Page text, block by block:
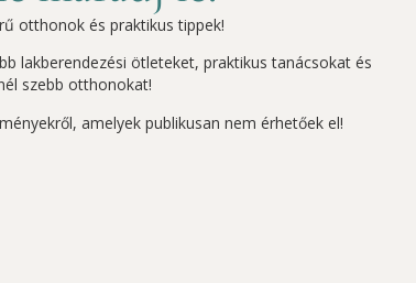
otthonok és praktikus tippek!
lakberendezési ötleteket, praktikus tanácsokat és
szebb otthonokat!
amelyek publikusan nem érhetőek el!